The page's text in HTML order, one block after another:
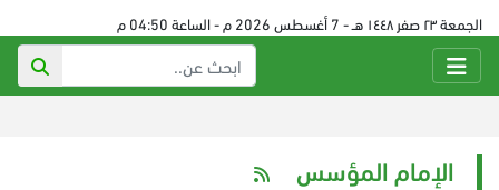
الجمعة ٢٣ صفر ١٤٤٨ هـ - 7 أغسطس 2026 م - الساعة 04:50 م
الإمام المؤسس